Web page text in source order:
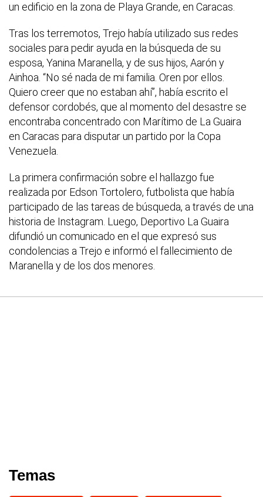
un edificio en la zona de Playa Grande, en Caracas.
Tras los terremotos, Trejo había utilizado sus redes
sociales para pedir ayuda en la búsqueda de su
esposa, Yanina Maranella, y de sus hijos, Aarón y
Ainhoa. “No sé nada de mi familia. Oren por ellos.
Quiero creer que no estaban ahí”, había escrito el
defensor cordobés, que al momento del desastre se
encontraba concentrado con Marítimo de La Guaira
en Caracas para disputar un partido por la Copa
Venezuela.
La primera confirmación sobre el hallazgo fue
realizada por Edson Tortolero, futbolista que había
participado de las tareas de búsqueda, a través de una
historia de Instagram. Luego, Deportivo La Guaira
difundió un comunicado en el que expresó sus
condolencias a Trejo e informó el fallecimiento de
Maranella y de los dos menores.
Temas